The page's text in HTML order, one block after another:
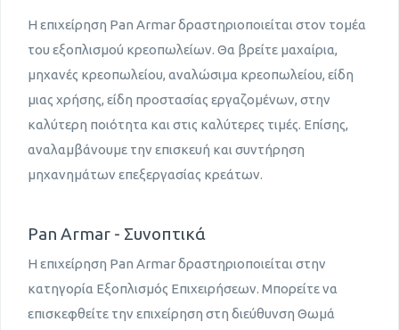
Η επιχείρηση Pan Armar δραστηριοποιείται στον τομέα
του εξοπλισμού κρεοπωλείων. Θα βρείτε μαχαίρια,
μηχανές κρεοπωλείου, αναλώσιμα κρεοπωλείου, είδη
μιας χρήσης, είδη προστασίας εργαζομένων, στην
καλύτερη ποιότητα και στις καλύτερες τιμές. Επίσης,
αναλαμβάνουμε την επισκευή και συντήρηση
μηχανημάτων επεξεργασίας κρεάτων.
Pan Armar - Συνοπτικά
Η επιχείρηση Pan Armar δραστηριοποιείται στην
κατηγορία Εξοπλισμός Επιχειρήσεων. Μπορείτε να
επισκεφθείτε την επιχείρηση στη διεύθυνση Θωμά